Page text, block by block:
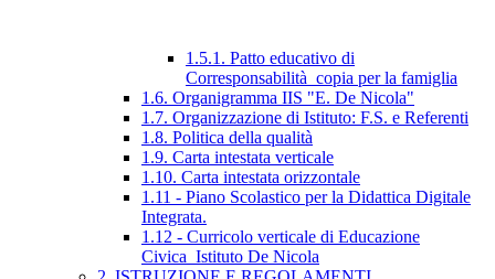
1.5.1. Patto educativo di
Corresponsabilità_copia per la famiglia
1.6. Organigramma IIS "E. De Nicola"
1.7. Organizzazione di Istituto: F.S. e Referenti
1.8. Politica della qualità
1.9. Carta intestata verticale
1.10. Carta intestata orizzontale
1.11 - Piano Scolastico per la Didattica Digitale
Integrata.
1.12 - Curricolo verticale di Educazione
Civica_Istituto De Nicola